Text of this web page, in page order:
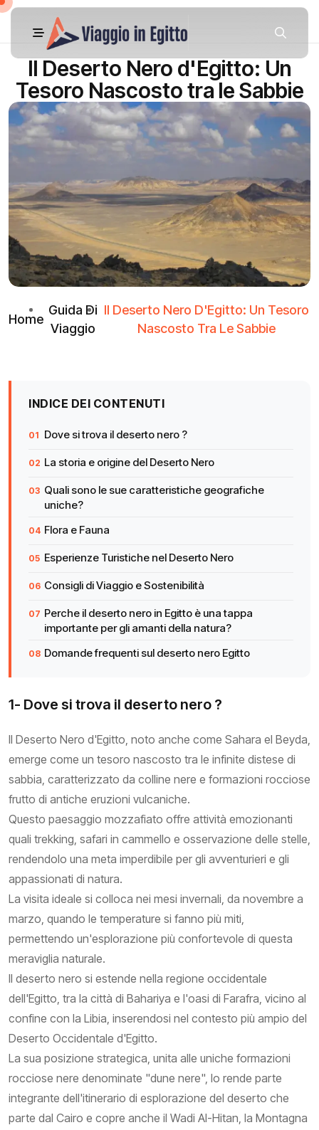
Il Deserto Nero d'Egitto: Un
Tesoro Nascosto tra le Sabbie
Home
Guida Di
Viaggio
Il Deserto Nero D'Egitto: Un Tesoro
Nascosto Tra Le Sabbie
INDICE DEI CONTENUTI
Dove si trova il deserto nero ?
La storia e origine del Deserto Nero
Quali sono le sue caratteristiche geografiche
uniche?
Flora e Fauna
Esperienze Turistiche nel Deserto Nero
Consigli di Viaggio e Sostenibilità
Perche il deserto nero in Egitto è una tappa
importante per gli amanti della natura?
Domande frequenti sul deserto nero Egitto
1- Dove si trova il deserto nero ?
Il Deserto Nero d'Egitto, noto anche come Sahara el Beyda,
emerge come un tesoro nascosto tra le infinite distese di
sabbia, caratterizzato da colline nere e formazioni rocciose
frutto di antiche eruzioni vulcaniche.
Questo paesaggio mozzafiato offre attività emozionanti
quali trekking, safari in cammello e osservazione delle stelle,
rendendolo una meta imperdibile per gli avventurieri e gli
appassionati di natura.
La visita ideale si colloca nei mesi invernali, da novembre a
marzo, quando le temperature si fanno più miti,
permettendo un'esplorazione più confortevole di questa
meraviglia naturale.
Il deserto nero si estende nella regione occidentale
dell'Egitto, tra la città di Bahariya e l'oasi di Farafra, vicino al
confine con la Libia, inserendosi nel contesto più ampio del
Deserto Occidentale d'Egitto.
La sua posizione strategica, unita alle uniche formazioni
rocciose nere denominate "dune nere", lo rende parte
integrante dell'itinerario di esplorazione del deserto che
parte dal Cairo e copre anche il Wadi Al-Hitan, la Montagna